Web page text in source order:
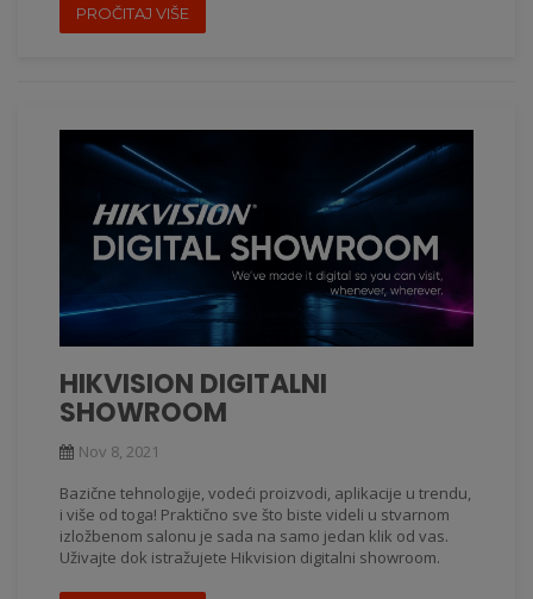
PROČITAJ VIŠE
HIKVISION DIGITALNI
SHOWROOM
Nov 8, 2021
Bazične tehnologije, vodeći proizvodi, aplikacije u trendu,
i više od toga! Praktično sve što biste videli u stvarnom
izložbenom salonu je sada na samo jedan klik od vas.
Uživajte dok istražujete Hikvision digitalni showroom.